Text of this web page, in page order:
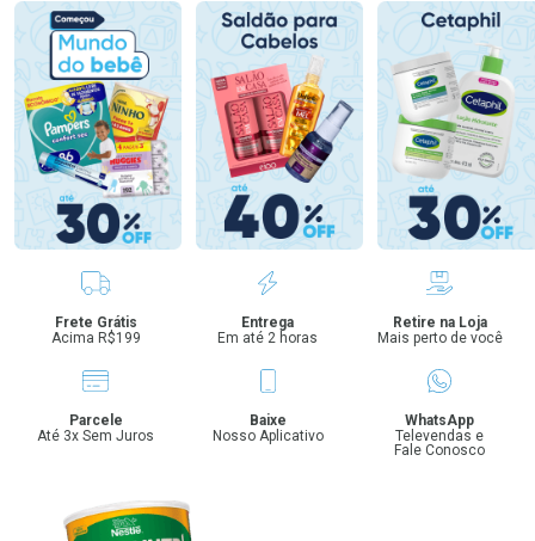
Benefícios
Frete Grátis
Acima R$199
Entrega
Em até 2 horas
Retire na Loja
Mais perto de você
Parcele
Até 3x Sem Juros
Baixe
Nosso Aplicativo
WhatsApp
Televendas e
Fale Conosco